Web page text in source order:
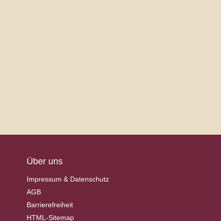
Über uns
Impressum & Datenschutz
AGB
Barrierefreiheit
HTML-Sitemap